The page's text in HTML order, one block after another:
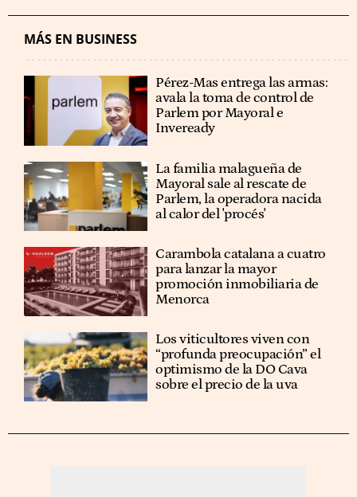
MÁS EN BUSINESS
Pérez-Mas entrega las armas:
avala la toma de control de
Parlem por Mayoral e
Inveready
La familia malagueña de
Mayoral sale al rescate de
Parlem, la operadora nacida
al calor del 'procés'
Carambola catalana a cuatro
para lanzar la mayor
promoción inmobiliaria de
Menorca
Los viticultores viven con
“profunda preocupación” el
optimismo de la DO Cava
sobre el precio de la uva